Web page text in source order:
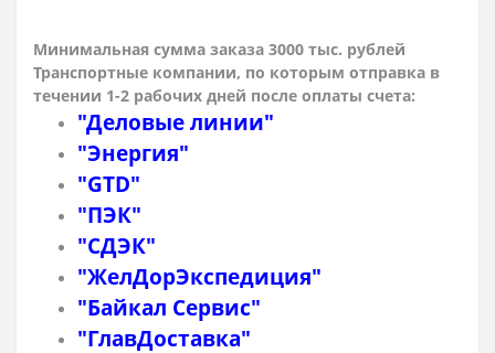
Минимальная сумма заказа 3000 тыс. рублей
Транспортные компании, по которым отправка в
течении 1-2 рабочих дней после оплаты счета:
"Деловые линии"
"Энергия"
"GTD"
"ПЭК"
"СДЭК"
"ЖелДорЭкспедиция"
"Байкал Сервис"
"ГлавДоставка"